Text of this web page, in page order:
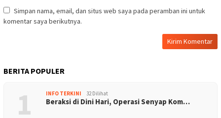
Simpan nama, email, dan situs web saya pada peramban ini untuk
komentar saya berikutnya.
BERITA POPULER
1 INFO TERKINI 32 Dilihat
Beraksi di Dini Hari, Operasi Senyap Kom…